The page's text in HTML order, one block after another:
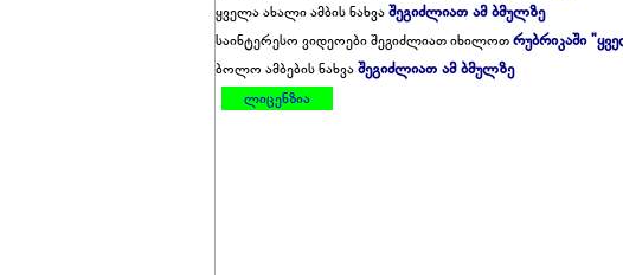
ყველა ახალი ამბის ნახვაშეგიძლიათ ამ ბმულზე
საინტერესო ვიდეოები შეგიძლიათ იხილოთრუბრიკაში
ბოლო ამბების ნახვაშეგიძლიათ ამ ბმულზე
ლიცენზია